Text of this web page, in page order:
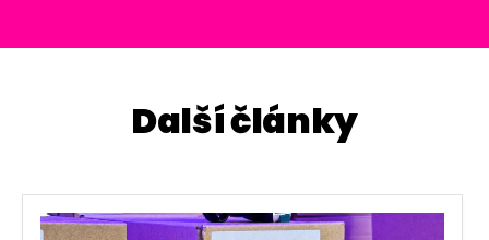
Další články